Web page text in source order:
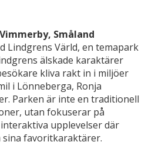
Småland
Lindgrens Värld, en temapark
älskade karaktärer
kliva rakt in i miljöer
i Lönneberga, Ronja
Parken är inte en traditionell
utan fokuserar på
upplevelser där
favoritkaraktärer.